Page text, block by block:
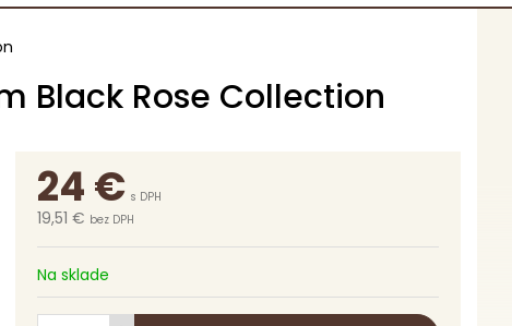
Black Rose Collection
24€ s DPH
19,51 € bez DPH
Na sklade